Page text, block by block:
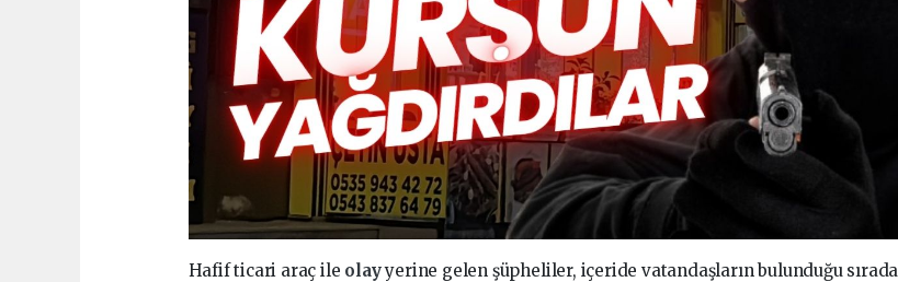
Hafif ticari araç ile olayyerine gelen şüpheliler, içeride vatandaşların bulunduğu sırada